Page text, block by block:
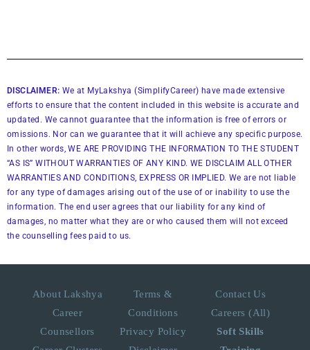
DISCLAIMER: We at MyLakshya (SimplifyCareer) have made extensive
efforts to ensure that the content included in this website is accurate and
updated. We cannot guarantee that the information is free of errors or
omissions. Nor can we guarantee that it will achieve any specific purpose.
In other words, WE ARE PROVIDING THE INFORMATION TO THE STUDENT
“AS IS” WITHOUT WARRANTIES OF ANY KIND. WE DISCLAIM ALL OTHER
WARRANTIES AND CONDITIONS, EXPRESS OR IMPLIED. We are not liable
for any type of damages arising out of the use of or inability to use the
information. The end user agrees that our liability for any kind of
damages, no matter what they are or who caused them will not exceed
the counselling fees paid to us.
About Lakshya
Career
Counsellors
Terms &
Conditions
Privacy Policy
Contact Us
Careers (All)
Soft Skills